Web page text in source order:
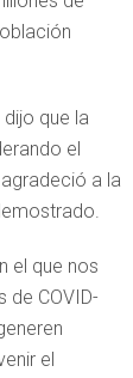
que la
el
a la
el que nos
COVID-
el